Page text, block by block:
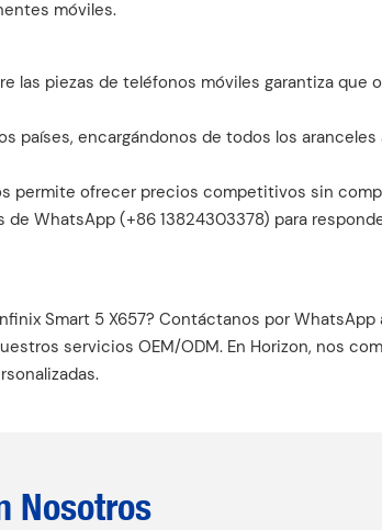
móviles.
las piezas de teléfonos móviles garantiza que
países, encargándonos de todos los
permite ofrecer precios competitivos sin
WhatsApp (+86 13824303378) para
Smart 5 X657? Contáctanos por WhatsApp
servicios OEM/ODM. En Horizon, nos
Nosotros